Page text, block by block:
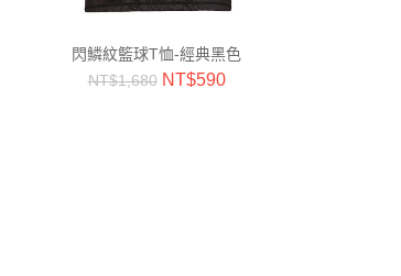
閃鱗紋籃球T恤-經典黑色
NT$1,680 NT$590